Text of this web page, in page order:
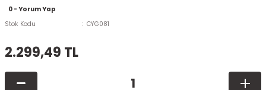
0 - Yorum Yap
Stok Kodu
CYG081
2.299,49 TL